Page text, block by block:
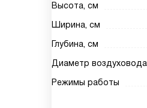
Высота, см
Ширина, см
Глубина, см
Диаметр
Режимы работы